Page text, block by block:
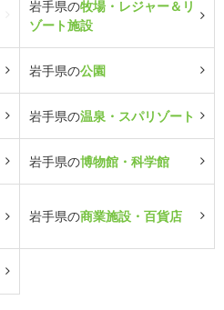
岩手県の牧場・レジャー＆リ
ゾート施設
岩手県の公園
岩手県の温泉・スパリゾート
岩手県の博物館・科学館
岩手県の商業施設・百貨店